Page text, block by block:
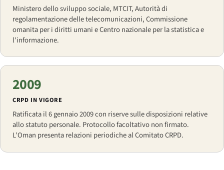
Ministero dello sviluppo sociale, MTCIT, Autorità di
regolamentazione delle telecomunicazioni, Commissione
omanita per i diritti umani e Centro nazionale per la statistica e
l'informazione.
2009
CRPD IN VIGORE
Ratificata il 6 gennaio 2009 con riserve sulle disposizioni relative
allo statuto personale. Protocollo facoltativo non firmato.
L'Oman presenta relazioni periodiche al Comitato CRPD.